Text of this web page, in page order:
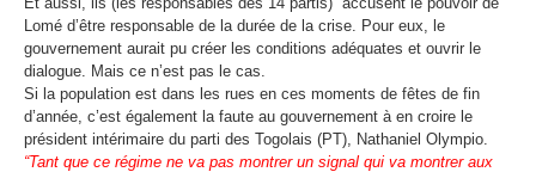
Lomé d’être responsable de la durée de la crise. Pour eux, le
gouvernement aurait pu créer les conditions adéquates et ouvrir le
dialogue. Mais ce n’est pas le cas.
Si la population est dans les rues en ces moments de fêtes de fin
d’année, c’est également la faute au gouvernement à en croire le
président intérimaire du parti des Togolais (PT), Nathaniel Olympio.
“Tant que ce régime ne va pas montrer un signal qui va montrer aux